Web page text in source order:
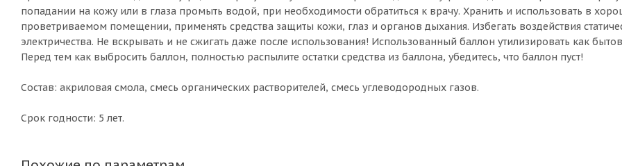
попадании на кожу или в глаза промыть водой, при необходимости обратиться к врачу. Хранить и использовать в
проветриваемом помещении, применять средства защиты кожи, глаз и органов дыхания. Избегать воздействия
электричества. Не вскрывать и не сжигать даже после использования! Использованный баллон утилизировать как
Перед тем как выбросить баллон, полностью распылите остатки средства из баллона, убедитесь, что баллон пуст!
Состав: акриловая смола, смесь органических растворителей, смесь углеводородных газов.
Срок годности: 5 лет.